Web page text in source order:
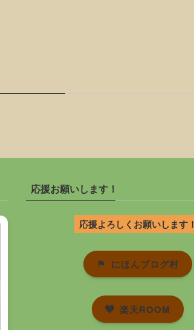
応援お願いします！
応援よろしくお願いします！
にほんブログ村
楽天ROOM